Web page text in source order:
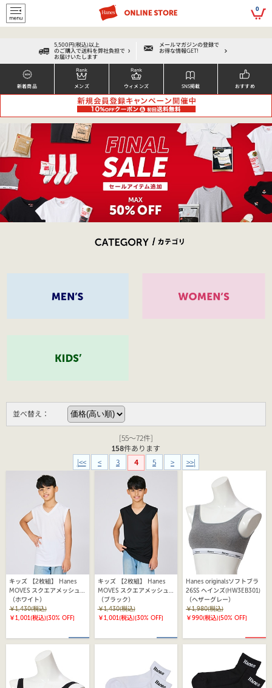
script> 0
5,500円(税込)以上
のご購入で送料を弊社負担で
お届けいたします
メールマガジンの登録で
お得な情報GET!
新着商品 メンズ ウィメンズ SNS掲載 おすすめ
並べ替え：
[55～72件]
158件あります
|<< < 3 4 5 > >>|
キッズ 【2枚組】 Hanes
MOVES スクエアメッシュ
スリーブレスTシャツ 26SS
ヘインズ(HB3ED701)
（ホワイト）
￥1,430(税込)
￥1,001(税込)[30% OFF]
キッズ 【2枚組】 Hanes
MOVES スクエアメッシュ
スリーブレスTシャツ 26SS
ヘインズ(HB3ED701)
（ブラック）
￥1,430(税込)
￥1,001(税込)[30% OFF]
Hanes originalsソフトブラ
26SS ヘインズ(HW3EB301)
（ヘザーグレー）
￥1,980(税込)
￥990(税込)[50% OFF]